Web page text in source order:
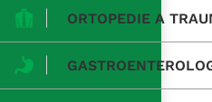
ORTOPEDIE A